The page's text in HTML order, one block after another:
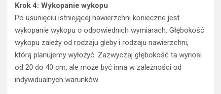
Krok 4: Wykopanie wykopu
Po usunięciu istniejącej nawierzchni konieczne jest
wykopanie wykopu o odpowiednich wymiarach. Głębokość
wykopu zależy od rodzaju gleby i rodzaju nawierzchni,
którą planujemy wyłożyć. Zazwyczaj głębokość ta wynosi
od 20 do 40 cm, ale może być inna w zależności od
indywidualnych warunków.